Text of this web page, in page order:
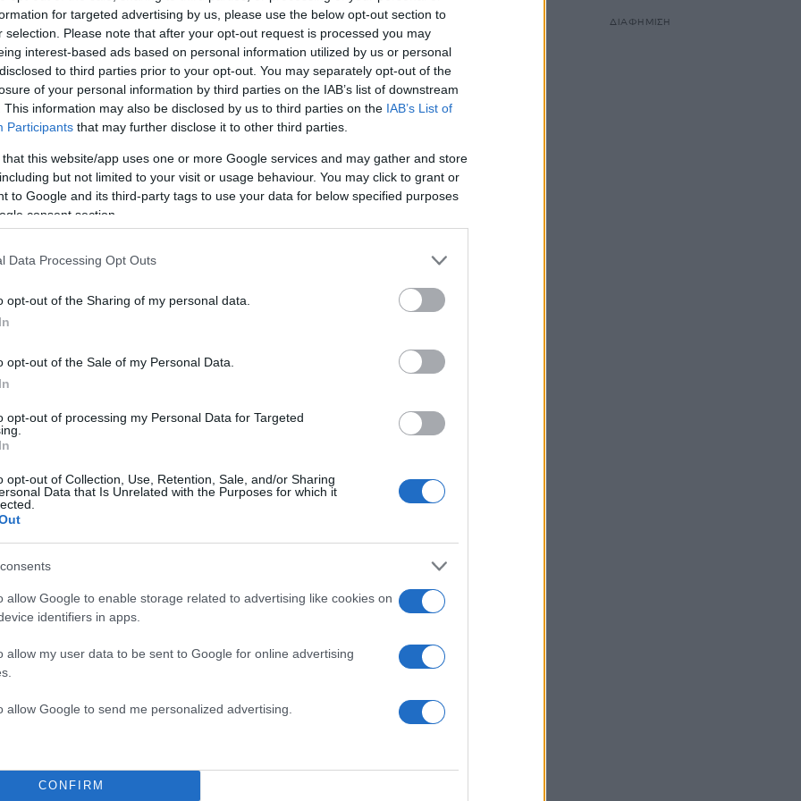
for targeted advertising by us, please use the below opt-out section to
selection. Please note that after your opt-out request is processed you may
interest-based ads based on personal information utilized by us or personal
to third parties prior to your opt-out. You may separately opt-out of the
of your personal information by third parties on the IAB’s list of downstream
This information may also be disclosed by us to third parties on the IAB’s List of
Participants that may further disclose it to other third parties.
that this website/app uses one or more Google services and may gather and store
but not limited to your visit or usage behaviour. You may click to grant or
to Google and its third-party tags to use your data for below specified purposes
consent section.
Data Processing Opt Outs
opt-out of the Sharing of my personal data.
opt-out of the Sale of my Personal Data.
opt-out of processing my Personal Data for Targeted
opt-out of Collection, Use, Retention, Sale, and/or Sharing
Data that Is Unrelated with the Purposes for which it
allow Google to enable storage related to advertising like cookies on
identifiers in apps.
allow my user data to be sent to Google for online advertising
allow Google to send me personalized advertising.
CONFIRM
του Γιώργου Καπουτζίδη, σχετικά με τη
τον Ακύλα, η Έφη Παπαθεοδώρου απάντησε: «Μακάρι να
θα το κρατάει για έκπληξη. Όταν τα νιάτα έχουν
να τα βοηθάμε».
ΔΙΑΦΗΜΙΣΗ
ΔΙΑΦΗΜΙΣΗ